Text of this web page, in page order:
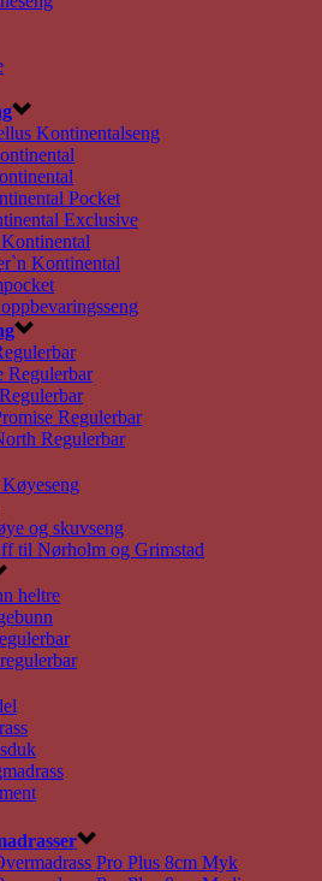
Kontinentalseng
Pocket
Exclusive
Kontinental
Regulerbar
Regulerbar
Regulerbar
og skuvseng
til Nørholm og Grimstad
heltre
Pro Plus 8cm Myk